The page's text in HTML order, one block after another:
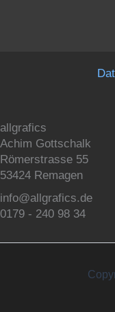
allgrafics
Achim Gottschalk
Römerstrasse 55
53424 Remagen
info@allgrafics.de
0179 - 240 98 34